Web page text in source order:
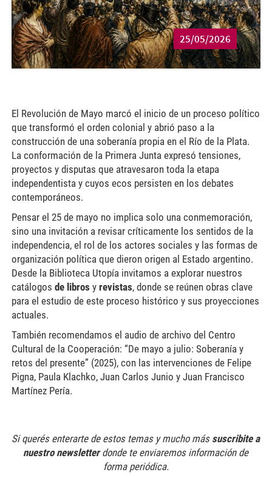
25/05/2026
El Revolución de Mayo marcó el inicio de un proceso político
que transformó el orden colonial y abrió paso a la
construcción de una soberanía propia en el Río de la Plata.
La conformación de la Primera Junta expresó tensiones,
proyectos y disputas que atravesaron toda la etapa
independentista y cuyos ecos persisten en los debates
contemporáneos.
Pensar el 25 de mayo no implica solo una conmemoración,
sino una invitación a revisar críticamente los sentidos de la
independencia, el rol de los actores sociales y las formas de
organización política que dieron origen al Estado argentino.
Desde la Biblioteca Utopía invitamos a explorar nuestros
catálogos de libros y revistas, donde se reúnen obras clave
para el estudio de este proceso histórico y sus proyecciones
actuales.
También recomendamos el audio de archivo del Centro
Cultural de la Cooperación: “De mayo a julio: Soberanía y
retos del presente” (2025), con las intervenciones de Felipe
Pigna, Paula Klachko, Juan Carlos Junio y Juan Francisco
Martínez Pería.
Si querés enterarte de estos temas y mucho más suscribite a
nuestro newsletterdonde te enviaremos información de
forma periódica.